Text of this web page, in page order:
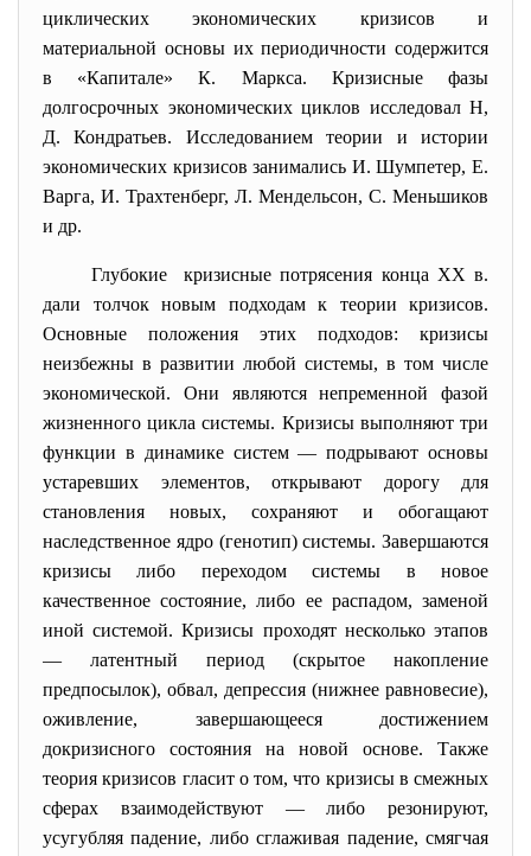
циклических экономических кризисов и
материальной основы их периодичности содержится
в «Капитале» К. Маркса. Кризисные фазы
долгосрочных экономических циклов исследовал Н,
Д. Кондратьев. Исследованием теории и истории
экономических кризисов занимались И. Шумпетер, Е.
Варга, И. Трахтенберг, Л. Мендельсон, С. Меньшиков
и др.
Глубокие кризисные потрясения конца XX в.
дали толчок новым подходам к теории кризисов.
Основные положения этих подходов: кризисы
неизбежны в развитии любой системы, в том числе
экономической. Они являются непременной фазой
жизненного цикла системы. Кризисы выполняют три
функции в динамике систем — подрывают основы
устаревших элементов, открывают дорогу для
становления новых, сохраняют и обогащают
наследственное ядро (генотип) системы. Завершаются
кризисы либо переходом системы в новое
качественное состояние, либо ее распадом, заменой
иной системой. Кризисы проходят несколько этапов
— латентный период (скрытое накопление
предпосылок), обвал, депрессия (нижнее равновесие),
оживление, завершающееся достижением
докризисного состояния на новой основе. Также
теория кризисов гласит о том, что кризисы в смежных
сферах взаимодействуют — либо резонируют,
усугубляя падение, либо сглаживая падение, смягчая